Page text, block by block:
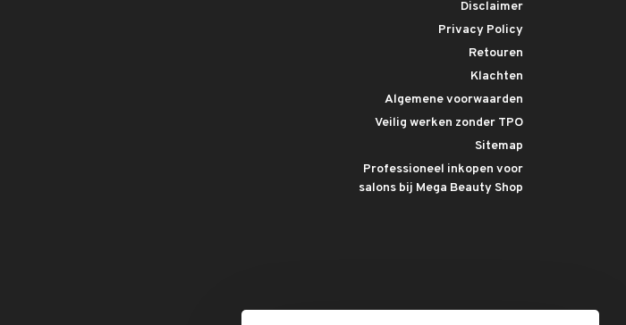
Disclaimer
Privacy Policy
Retouren
Klachten
Algemene voorwaarden
Veilig werken zonder TPO
Sitemap
Professioneel inkopen voor
salons bij Mega Beauty Shop